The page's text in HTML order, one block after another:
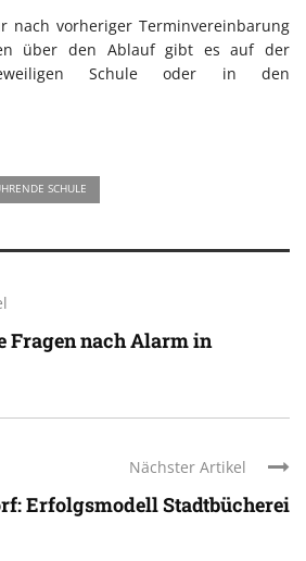
nach vorheriger Terminvereinbarung
über den Ablauf gibt es auf der
Schule oder in den
SCHULE
Fragen nach Alarm in
Nächster Artikel
Erfolgsmodell Stadtbücherei